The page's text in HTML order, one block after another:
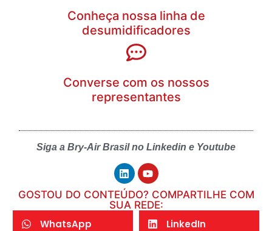
Conheça nossa linha de
desumidificadores
Converse com os nossos
representantes
Siga a Bry-Air Brasil no Linkedin e Youtube
GOSTOU DO CONTEÚDO? COMPARTILHE COM
SUA REDE:
WhatsApp LinkedIn